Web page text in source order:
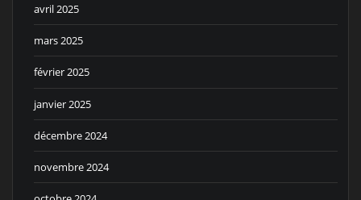
avril 2025
mars 2025
février 2025
janvier 2025
décembre 2024
novembre 2024